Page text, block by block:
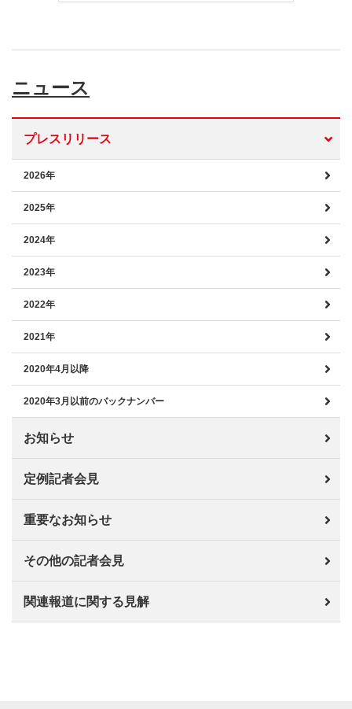
ニュース
プレスリリース
2026年
2025年
2024年
2023年
2022年
2021年
2020年4月以降
2020年3月以前のバックナンバー
お知らせ
定例記者会見
重要なお知らせ
その他の記者会見
関連報道に関する見解